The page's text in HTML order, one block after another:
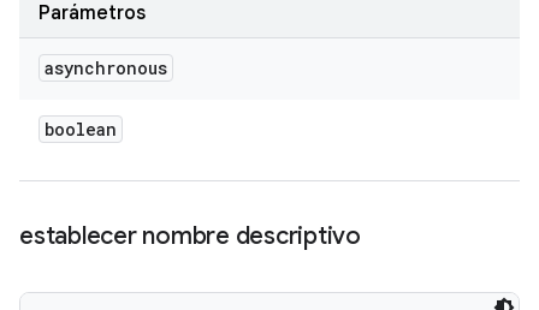
Parámetros
asynchronous
boolean
establecer nombre descriptivo